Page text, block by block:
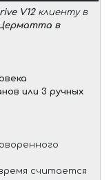
V12клиенту в
в
или 3 ручных
считается